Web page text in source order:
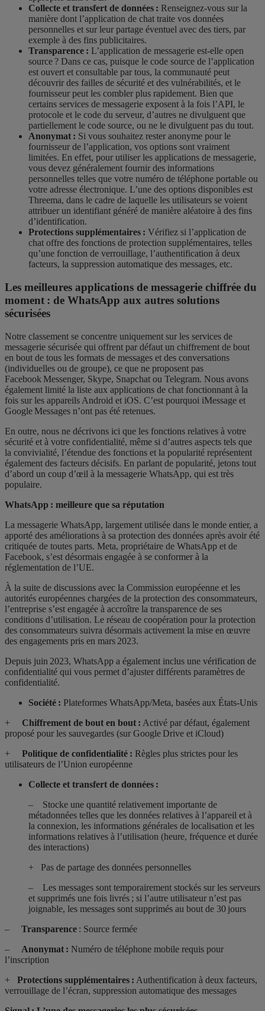
Collecte et transfert de données : Renseignez-vous sur la
manière dont l’application de chat traite vos données
personnelles et sur leur partage éventuel avec des tiers, par
exemple à des fins publicitaires.
Transparence : L’application de messagerie est-elle open
source ? Dans ce cas, puisque le code source de l’application
est ouvert et consultable par tous, la communauté peut
découvrir des failles de sécurité et des vulnérabilités, et le
fournisseur peut les combler plus rapidement. Bien que
certains services de messagerie exposent à la fois l’API, le
protocole et le code du serveur, d’autres ne divulguent que
partiellement le code source, ou ne le divulguent pas du tout.
Anonymat : Si vous souhaitez rester anonyme pour le
fournisseur de l’application, vos options sont vraiment
limitées. En effet, pour utiliser les applications de messagerie,
vous devez généralement fournir des informations
personnelles telles que votre numéro de téléphone portable ou
votre adresse électronique. L’une des options disponibles est
Threema, dans le cadre de laquelle les utilisateurs se voient
attribuer un identifiant généré de manière aléatoire à des fins
d’identification.
Protections supplémentaires : Vérifiez si l’application de
chat offre des fonctions de protection supplémentaires, telles
qu’une fonction de verrouillage, l’authentification à deux
facteurs, la suppression automatique des messages, etc.
Les meilleures applications de messagerie chiffrée du
moment : de WhatsApp aux autres solutions
sécurisées
Notre classement se concentre uniquement sur les services de
messagerie sécurisée qui offrent par défaut un chiffrement de bout
en bout de tous les formats de messages et des conversations
(individuelles ou de groupe), ce que ne proposent pas
Facebook Messenger, Skype, Snapchat ou Telegram. Nous avons
également limité la liste aux applications de chat fonctionnant à la
fois sur les appareils Android et iOS. C’est pourquoi iMessage et
Google Messages n’ont pas été retenues.
En outre, nous ne décrivons ici que les fonctions relatives à votre
sécurité et à votre confidentialité, même si d’autres aspects tels que
la convivialité, l’étendue des fonctions et la popularité représentent
également des facteurs décisifs. En parlant de popularité, jetons tout
d’abord un coup d’œil à la messagerie WhatsApp, qui est très
populaire.
WhatsApp : meilleure que sa réputation
La messagerie WhatsApp, largement utilisée dans le monde entier, a
apporté des améliorations à sa protection des données après avoir été
critiquée de toutes parts. Meta, propriétaire de WhatsApp et de
Facebook, s’est désormais engagée à se conformer à la
réglementation de l’UE.
À la suite de discussions avec la Commission européenne et les
autorités européennes chargées de la protection des consommateurs,
l’entreprise s’est engagée à accroître la transparence de ses
conditions d’utilisation. Le réseau de coopération pour la protection
des consommateurs suivra désormais activement la mise en œuvre
des engagements pris en mars 2023.
Depuis juin 2023, WhatsApp a également inclus une vérification de
confidentialité qui vous permet d’ajuster différents paramètres de
confidentialité.
Société : Plateformes WhatsApp/Meta, basées aux États-Unis
+ Chiffrement de bout en bout : Activé par défaut, également
proposé pour les sauvegardes (sur Google Drive et iCloud)
+ Politique de confidentialité : Règles plus strictes pour les
utilisateurs de l’Union européenne
Collecte et transfert de données :
– Stocke une quantité relativement importante de
métadonnées telles que les données relatives à l’appareil et à
la connexion, les informations générales de localisation et les
informations relatives à l’utilisation (heure, fréquence et durée
des interactions)
+ Pas de partage des données personnelles
– Les messages sont temporairement stockés sur les serveurs
et supprimés une fois livrés ; si l’autre utilisateur n’est pas
joignable, les messages sont supprimés au bout de 30 jours
–
Transparence : Source fermée
–
Anonymat : Numéro de téléphone mobile requis pour
l’inscription
+ Protections supplémentaires : Authentification à deux facteurs,
verrouillage de l’écran, suppression automatique des messages